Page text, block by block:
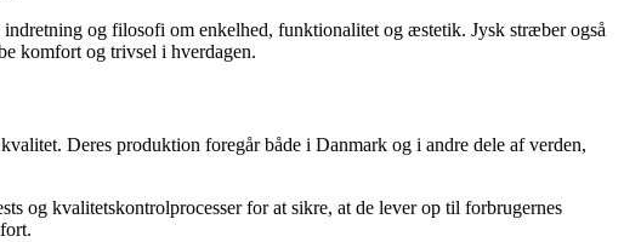
og filosofi om enkelhed, funktionalitet og æstetik. Jysk stræber også
komfort og trivsel i hverdagen.
Deres produktion foregår både i Danmark og i andre dele af verden,
og kvalitetskontrolprocesser for at sikre, at de lever op til forbrugernes